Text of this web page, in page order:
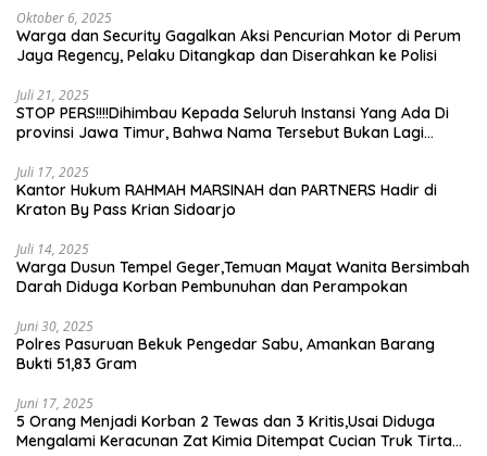
Oktober 6, 2025
Warga dan Security Gagalkan Aksi Pencurian Motor di Perum
Jaya Regency, Pelaku Ditangkap dan Diserahkan ke Polisi
Juli 21, 2025
STOP PERS!!!!Dihimbau Kepada Seluruh Instansi Yang Ada Di
provinsi Jawa Timur, Bahwa Nama Tersebut Bukan Lagi
Juli 17, 2025
Kantor Hukum RAHMAH MARSINAH dan PARTNERS Hadir di
Kraton By Pass Krian Sidoarjo
Juli 14, 2025
Warga Dusun Tempel Geger,Temuan Mayat Wanita Bersimbah
Darah Diduga Korban Pembunuhan dan Perampokan
Juni 30, 2025
Polres Pasuruan Bekuk Pengedar Sabu, Amankan Barang
Bukti 51,83 Gram
Juni 17, 2025
5 Orang Menjadi Korban 2 Tewas dan 3 Kritis,Usai Diduga
Mengalami Keracunan Zat Kimia Ditempat Cucian Truk Tirta